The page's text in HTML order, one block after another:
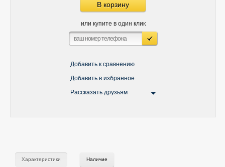
В корзину
или купите в один клик
Добавить к сравнению
Добавить в избранное
Рассказать друзьям
Характеристики Наличие